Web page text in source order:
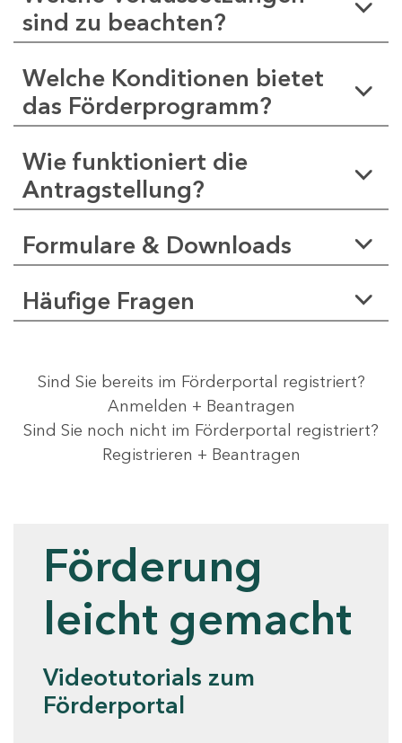
sind zu beachten?
Welche Konditionen bietet
das Förderprogramm?
Wie funktioniert die
Antragstellung?
Formulare & Downloads
Häufige Fragen
Sind Sie bereits im Förderportal registriert?
Anmelden + Beantragen
Sind Sie noch nicht im Förderportal registriert?
Registrieren + Beantragen
Förderung
leicht gemacht
Videotutorials zum
Förderportal